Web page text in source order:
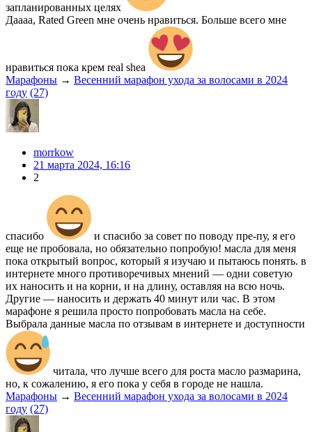
запланированных целях
Даааа, Rated Green мне очень нравиться. Больше всего мне
нравиться пока крем real shea
Марафоны → Весенний марафон ухода за волосами в 2024
году (27)
morrkow
21 марта 2024, 16:16
2
спасибо
и спасибо за совет по поводу пре-пу, я его
еще не пробовала, но обязательно попробую! масла для меня
пока открытый вопрос, который я изучаю и пытаюсь понять. в
интернете много противоречивых мнений — одни советую
их наносить и на корни, и на длину, оставляя на всю ночь.
Другие — наносить и держать 40 минут или час. В этом
марафоне я решила просто попробовать масла на себе.
Выбрала данные масла по отзывам в интернете и доступности
читала, что лучше всего для роста масло размарина,
но, к сожалению, я его пока у себя в городе не нашла.
Марафоны → Весенний марафон ухода за волосами в 2024
году (27)